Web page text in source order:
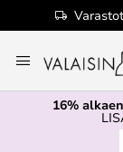
to
Content
16%